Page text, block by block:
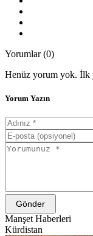
Yorumlar (0)
Henüz yorum yok. İlk
Yorum Yazın
Gönder
Manşet Haberleri
Kürdistan